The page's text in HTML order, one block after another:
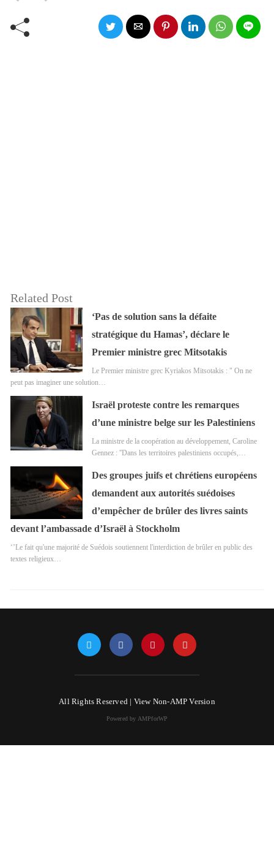
Related Post
‘Pas de solution sans la défaite
stratégique du Hamas’, déclare le
Premier ministre grec Mitsotakis
Le Premier ministre grec Kyriakos Mitsotakis : " On ne
peut pas imaginer une solution…
Israël proteste contre les remarques
d’une ministre belge sur les Palestiniens
La ministre de la coopération au développement, Caroline
Gennez : ''Dans les territoires palestiniens occupés,…
Des groupes juifs et chrétiens européens
demandent aux autorités suédoises
d’empêcher de brûler des livres saints
devant l’ambassade d’Israël à Stockholm
‘’Le fait qu'une majorité de Suédois soutiennent l'interdiction de brûler en public des
textes religieux…
All Rights Reserved | View Non-AMP Version
Powered by AMPforWP